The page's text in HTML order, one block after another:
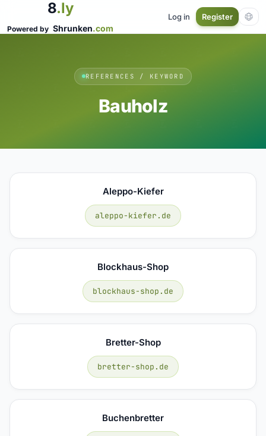
8.ly
Powered by Shrunken.com
Log in Register
REFERENCES / KEYWORD
Bauholz
Aleppo-Kiefer
aleppo-kiefer.de
Blockhaus-Shop
blockhaus-shop.de
Bretter-Shop
bretter-shop.de
Buchenbretter